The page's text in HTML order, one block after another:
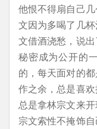
他恨不得扇自己
文因为多喝了几
文借酒浇愁，说
秘密成为公开的
的，每天面对的
作之余，总是喜
总是拿林宗文来
宗文索性不掩饰